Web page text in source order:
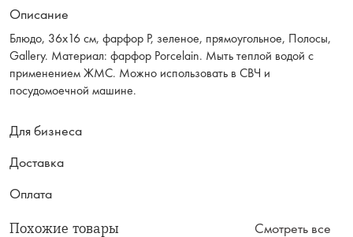
Описание
Блюдо, 36х16 см, фарфор P, зеленое, прямоугольное, Полосы,
Gallery. Материал: фарфор Рorcelain. Мыть теплой водой с
применением ЖМС. Можно использовать в СВЧ и
посудомоечной машине.
Для бизнеса
Доставка
Оплата
Похожие товары Смотреть все